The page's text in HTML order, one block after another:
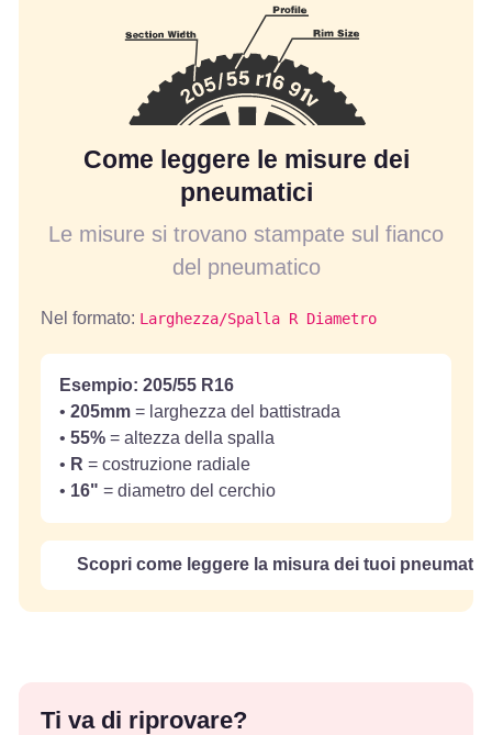
Come leggere le misure dei
pneumatici
Le misure si trovano stampate sul fianco
del pneumatico
Nel formato: Larghezza/Spalla R Diametro
Esempio: 205/55 R16
• 205mm= larghezza del battistrada
• 55%= altezza della spalla
• R = costruzione radiale
• 16" = diametro del cerchio
Scopri come leggere la misura dei tuoi pneumatici
Ti va di riprovare?